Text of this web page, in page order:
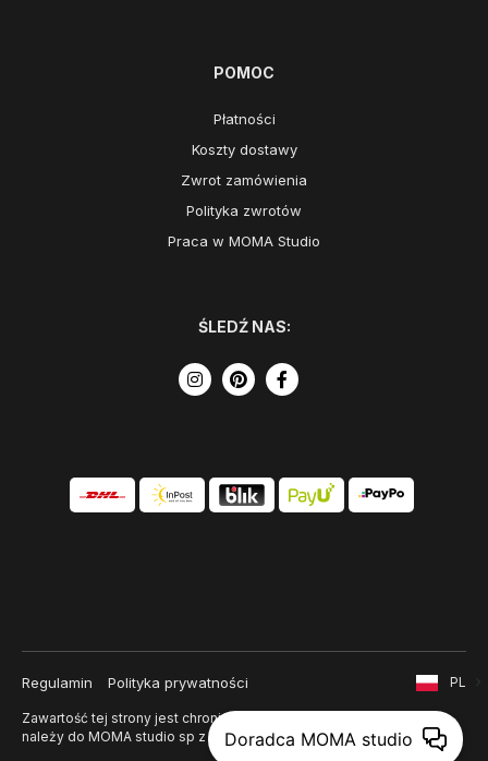
POMOC
Płatności
Koszty dostawy
Zwrot zamówienia
Polityka zwrotów
Praca w MOMA Studio
ŚLEDŹ NAS:
Regulamin Polityka prywatności
Zawartość tej strony jest chroniona prawem autorskim i
należy do MOMA studio sp z o. o.
PL
Doradca MOMA studio